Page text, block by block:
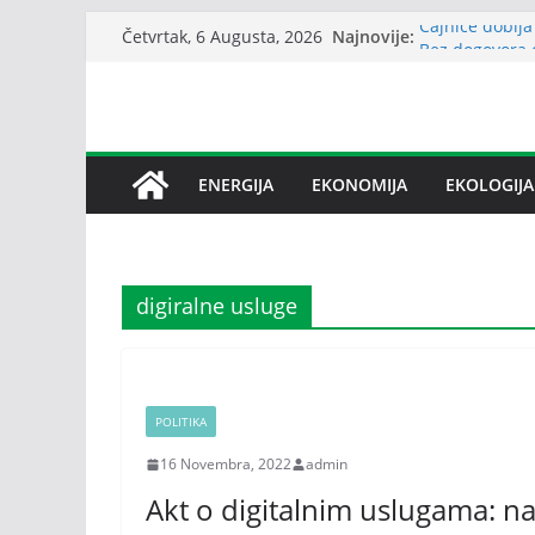
Četvrtak, 6 Augusta, 2026 Najnovije: Čajniče
Srbija:
Janafu
ENERGIJA EKONOMIJA EKOLOGIJA
digiralne usluge
POLITIKA
16 Novembra, 2022 admin
Akt o digitalnim uslugama: